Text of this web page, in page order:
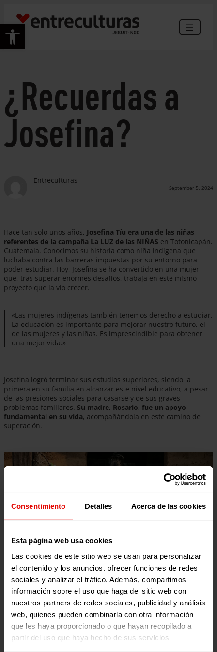
Consentimiento Detalles Acerca de las cookies
Esta página web usa cookies
Las cookies de este sitio web se usan para personalizar
el contenido y los anuncios, ofrecer funciones de redes
sociales y analizar el tráfico. Además, compartimos
información sobre el uso que haga del sitio web con
nuestros partners de redes sociales, publicidad y análisis
web, quienes pueden combinarla con otra información
que les haya proporcionado o que hayan recopilado a
partir del uso que haya hecho de sus servicios.
Open toolbar
content
¿Recuerdas a
Josefina?
Entreculturas
September 5, 2024
Hace tan solo unos años, Josefina Tíu era una de las niñas
referentes de la campaña La LUZ de las NIÑAS en Totonicapán,
Guatemala. Conocimos su historia como niña indígena que
luchaba contra las barreras impuestas por su entorno para
poder estudiar. Hoy, Josefina se ha convertido en una mujer
que, tras superar enormes desafíos, trabaja en este mismo
proyecto que la vio crecer.
«Las mujeres indígenas también tenemos derecho a estudiar.
La educación es importante para mejorar nuestro futuro, el
de las mujeres y las niñas. Es imprescindible para obtener
una mejor vida.»
Josefina logró terminar sus estudios superiores, siendo la
primera en su familia en alcanzar este nivel educativo, a pesar
de las presiones sociales para casarse y de sus graves
problemas familiares. Su madre, Rosario, fue un apoyo
fundamental en su vida, acompañándola en este camino de
superación.
En Totonicapán, donde el índice de pobreza supera el 95%,
niñas indígenas enfrentan desafíos monumentales
veces, se ven obligadas a asumir roles que no corresponden a